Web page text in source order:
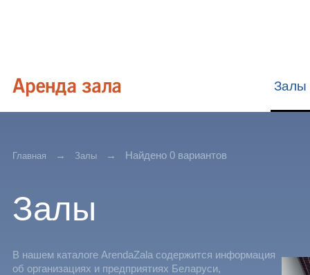
Залы
Главная Залы Найдено 0 вариантов
Залы
В нашем каталоге ArendaZala содержится информация
об организациях и предприятиях Беларуси,